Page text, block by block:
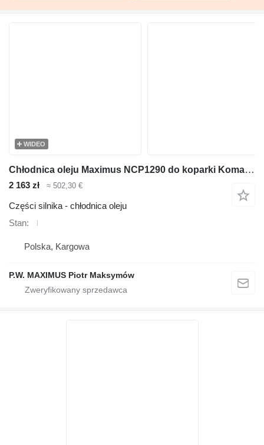
WIDEO
Chłodnica oleju Maximus NCP1290 do koparki Komatsu PC200 PC210 PC230
2 163 zł ≈ 502,30 €
Części silnika - chłodnica oleju
Stan
Polska, Kargowa
P.W. MAXIMUS Piotr Maksymów